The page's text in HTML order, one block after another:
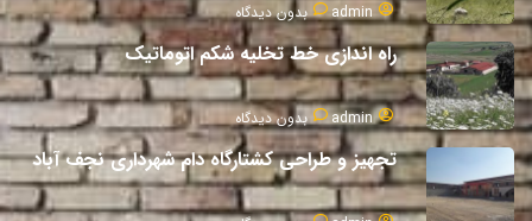
admin بدون دیدگاه
راه اندازی خط تخلیه شکم اتوماتیک
admin بدون دیدگاه
تجهیز و طراحی کشتارگاه دام شهرداری نجف آباد